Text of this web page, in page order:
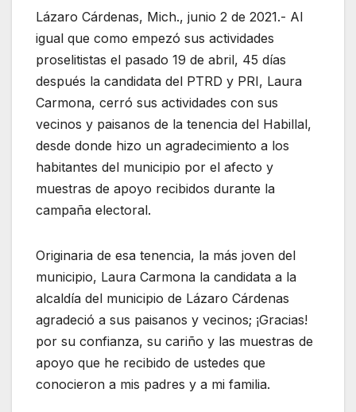
Lázaro Cárdenas, Mich., junio 2 de 2021.- Al
igual que como empezó sus actividades
proselitistas el pasado 19 de abril, 45 días
después la candidata del PTRD y PRI, Laura
Carmona, cerró sus actividades con sus
vecinos y paisanos de la tenencia del Habillal,
desde donde hizo un agradecimiento a los
habitantes del municipio por el afecto y
muestras de apoyo recibidos durante la
campaña electoral.
Originaria de esa tenencia, la más joven del
municipio, Laura Carmona la candidata a la
alcaldía del municipio de Lázaro Cárdenas
agradeció a sus paisanos y vecinos; ¡Gracias!
por su confianza, su cariño y las muestras de
apoyo que he recibido de ustedes que
conocieron a mis padres y a mi familia.